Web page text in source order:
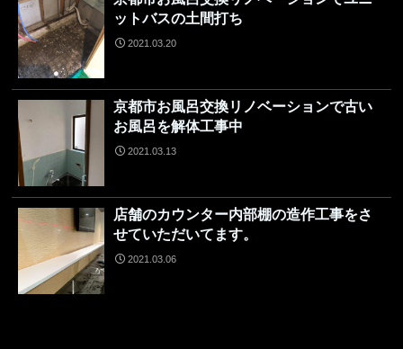
ットバスの土間打ち
2021.03.20
京都市お風呂交換リノベーションで古い
お風呂を解体工事中
2021.03.13
店舗のカウンター内部棚の造作工事をさ
せていただいてます。
2021.03.06